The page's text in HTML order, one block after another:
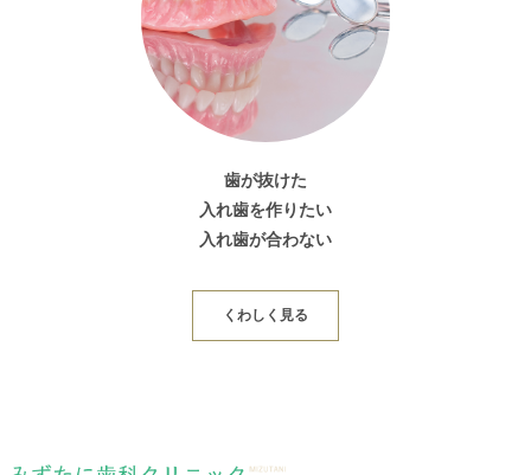
歯が抜けた
入れ歯を作りたい
入れ歯が合わない
くわしく見る